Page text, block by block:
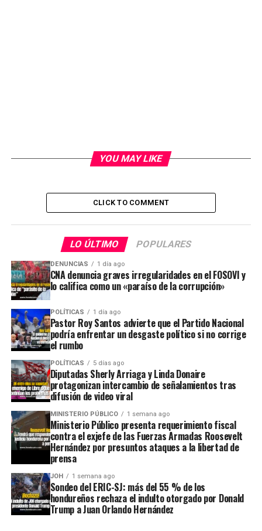
YOU MAY LIKE
CLICK TO COMMENT
LO ÚLTIMO POPULARES
DENUNCIAS 1 día ago
CNA denuncia graves irregularidades en el FOSOVI y
lo califica como un «paraíso de la corrupción»
POLÍTICAS 1 día ago
Pastor Roy Santos advierte que el Partido Nacional
podría enfrentar un desgaste político si no corrige
el rumbo
POLÍTICAS 5 días ago
Diputadas Sherly Arriaga y Linda Donaire
protagonizan intercambio de señalamientos tras
difusión de video viral
MINISTERIO PÚBLICO 1 semana ago
Ministerio Público presenta requerimiento fiscal
contra el exjefe de las Fuerzas Armadas Roosevelt
Hernández por presuntos ataques a la libertad de
prensa
JOH 1 semana ago
Sondeo del ERIC-SJ: más del 55 % de los
hondureños rechaza el indulto otorgado por Donald
Trump a Juan Orlando Hernández